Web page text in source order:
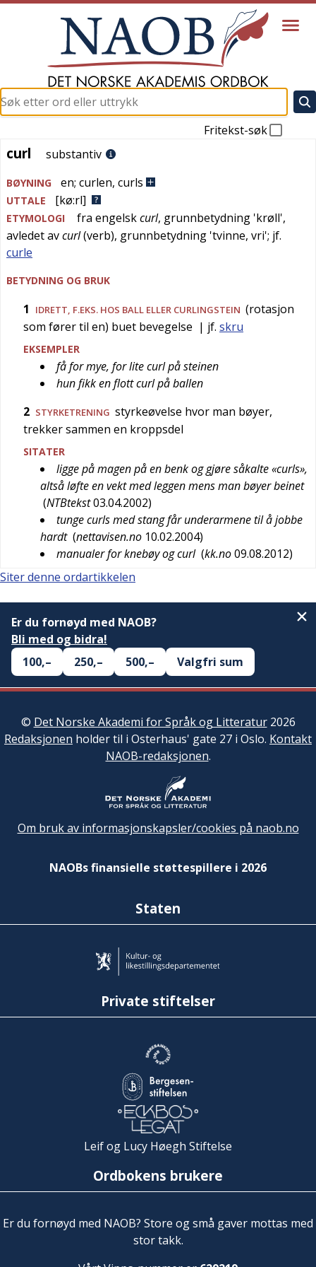
Fritekst-søk
curl
curl substantiv
BØYNING en; curlen, curls
UTTALE [kø:rl]
ETYMOLOGI fra engelskcurl, grunnbetydning 'krøll',
avledet avcurl(verb), grunnbetydning 'tvinne, vri'; jf.
curle
BETYDNING OG BRUK
1 IDRETT, F.EKS. HOS BALL ELLER CURLINGSTEIN (rotasjon
som fører til en) buet bevegelse | jf. skru
EKSEMPLER
få for mye, for lite curl på steinen
hun fikk en flott curl på ballen
2 STYRKETRENING styrkeøvelse hvor man bøyer,
trekker sammen en kroppsdel
SITATER
ligge på magen på en benk og gjøre såkalte «curls»,
altså løfte en vekt med leggen mens man bøyer beinet
(NTBtekst03.04.2002)
tunge curls med stang får underarmene til å jobbe
hardt (nettavisen.no 10.02.2004)
manualer for knebøy og curl (kk.no09.08.2012)
Siter denne ordartikkelen
Er du fornøyd med NAOB?
Bli med og bidra!
100,–
250,– 500,– Valgfri sum
© Det Norske Akademi for Språk og Litteratur2026
Redaksjonen holder til i Osterhaus' gate 27 i Oslo. Kontakt
NAOB-redaksjonen.
Om bruk av informasjonskapsler/cookies på naob.no
NAOBs finansielle støttespillere i 2026
Staten
Private stiftelser
Leif og Lucy Høegh Stiftelse
Ordbokens brukere
Er du fornøyd med NAOB? Store og små gaver mottas med
stor takk.